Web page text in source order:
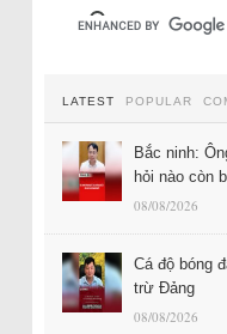
LATEST POPULAR
Bắc ninh:
hỏi nào còn
08/08/2026
Cá độ bóng
trừ Đảng
08/08/2026